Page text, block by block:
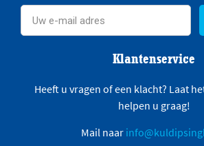
Klantenservice
Heeft u vragen of een klacht? Laat
helpen u graag!
Mail naar